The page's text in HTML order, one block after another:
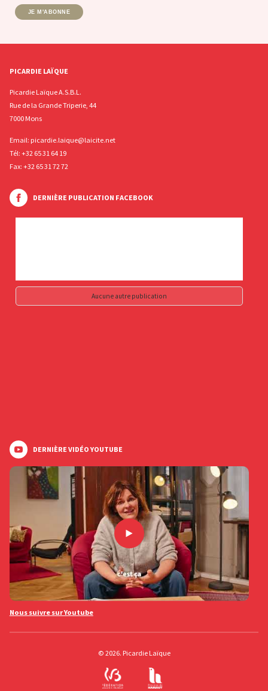
JE M'ABONNE
PICARDIE LAÏQUE
Picardie Laïque A.S.B.L.
Rue de la Grande Triperie, 44
7000 Mons
Email: picardie.laique@laicite.net
Tél: +32 65 31 64 19
Fax: +32 65 31 72 72
DERNIÈRE PUBLICATION FACEBOOK
Aucune autre publication
DERNIÈRE VIDÉO YOUTUBE
Nous suivre sur Youtube
© 2026. Picardie Laïque